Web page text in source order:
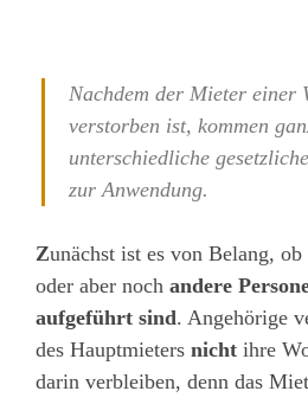
Nachdem der Mieter einer
verstorben ist, kommen
unterschiedliche
zur Anwendung.
Zunächst ist es von Belang, ob
oder aber noch andere
aufgeführt sind. Angehörige
des Hauptmieters nicht ihre
darin verbleiben, denn das